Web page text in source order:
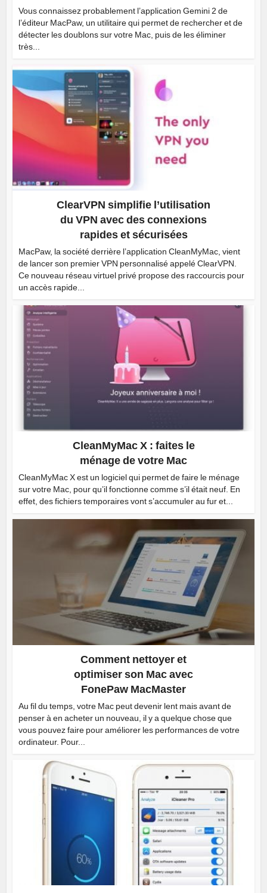
Vous connaissez probablement l’application Gemini 2 de
l’éditeur MacPaw, un utilitaire qui permet de rechercher et de
détecter les doublons sur votre Mac, puis de les éliminer
très...
ClearVPN simplifie l’utilisation
du VPN avec des connexions
rapides et sécurisées
MacPaw, la société derrière l’application CleanMyMac, vient
de lancer son premier VPN personnalisé appelé ClearVPN.
Ce nouveau réseau virtuel privé propose des raccourcis pour
un accès rapide...
CleanMyMac X : faites le
ménage de votre Mac
CleanMyMac X est un logiciel qui permet de faire le ménage
sur votre Mac, pour qu’il fonctionne comme s’il était neuf. En
effet, des fichiers temporaires vont s’accumuler au fur et...
Comment nettoyer et
optimiser son Mac avec
FonePaw MacMaster
Au fil du temps, votre Mac peut devenir lent mais avant de
penser à en acheter un nouveau, il y a quelque chose que
vous pouvez faire pour améliorer les performances de votre
ordinateur. Pour...